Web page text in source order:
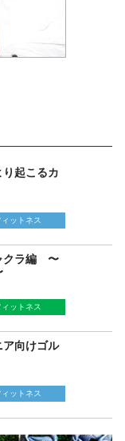
起こるカ
ィットネス
クラ編 〜
ィットネス
ア向けゴル
ィットネス